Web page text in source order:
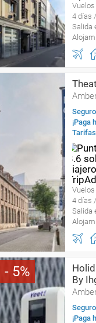
4 días
Salida
¡Paga
4 días
Salida
5
By
¡Paga